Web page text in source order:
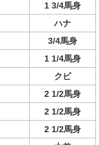
1 3/4馬身
ハナ
3/4馬身
1 1/4馬身
クビ
2 1/2馬身
2 1/2馬身
2 1/2馬身